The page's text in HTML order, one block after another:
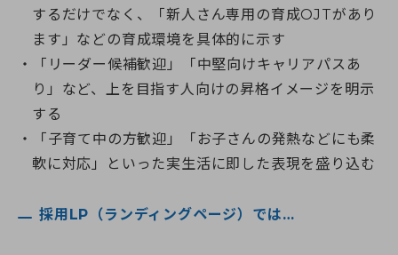
するだけでなく、「新人さん専用の育成OJTがあり
ます」などの育成環境を具体的に示す
「リーダー候補歓迎」「中堅向けキャリアパスあ
り」など、上を目指す人向けの昇格イメージを明示
する
「子育て中の方歓迎」「お子さんの発熱などにも柔
軟に対応」といった実生活に即した表現を盛り込む
採用LP（ランディングページ）では…